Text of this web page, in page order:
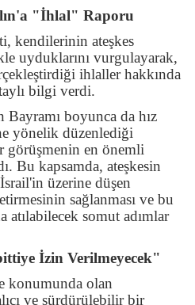
"İhlal" Raporu
kendilerinin ateşkes
uyduklarını vurgulayarak,
ihlaller hakkında
bilgi verdi.
boyunca da hız
yönelik düzenlediği
görüşmenin en önemli
Bu kapsamda, ateşkesin
üzerine düşen
sağlanması ve bu
atılabilecek somut adımlar
İzin Verilmeyecek"
konumunda olan
ve sürdürülebilir bir